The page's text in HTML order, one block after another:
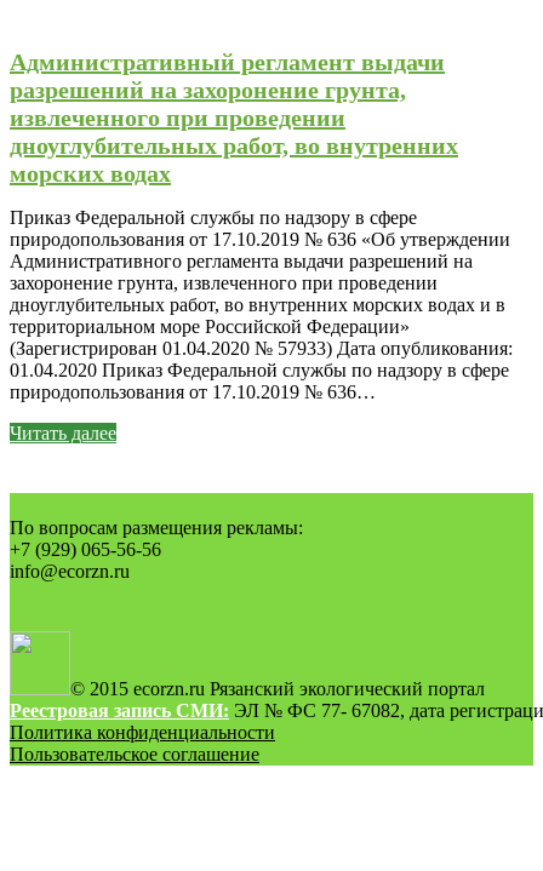
Административный регламент выдачи
разрешений на захоронение грунта,
извлеченного при проведении
дноуглубительных работ, во внутренних
морских водах
Приказ Федеральной службы по надзору в сфере
природопользования от 17.10.2019 № 636 «Об утверждении
Административного регламента выдачи разрешений на
захоронение грунта, извлеченного при проведении
дноуглубительных работ, во внутренних морских водах и в
территориальном море Российской Федерации»
(Зарегистрирован 01.04.2020 № 57933) Дата опубликования:
01.04.2020 Приказ Федеральной службы по надзору в сфере
природопользования от 17.10.2019 № 636…
Читать далее
По вопросам размещения рекламы:
+7 (929) 065-56-56
info@ecorzn.ru
© 2015 ecorzn.ru Рязанский экологический портал
Реестровая запись СМИ: ЭЛ № ФС 77- 67082, дата
Политика конфиденциальности
Пользовательское соглашение